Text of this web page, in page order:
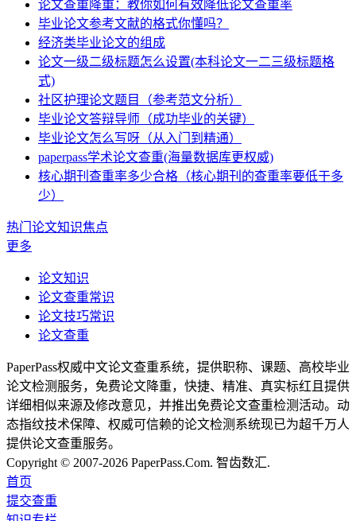
论文查重降重：教你如何有效降低论文查重率
毕业论文参考文献的格式你懂吗？
经济类毕业论文的组成
论文一级二级标题怎么设置(本科论文一二三级标题格
式)
社区护理论文题目（参考范文分析）
毕业论文答辩导师（成功毕业的关键）
毕业论文怎么写呀（从入门到精通）
paperpass学术论文查重(海量数据库更权威)
核心期刊查重率多少合格（核心期刊的查重率要低于多
少）
热门论文知识焦点
更多
论文知识
论文查重常识
论文技巧常识
论文查重
PaperPass权威中文论文查重系统，提供职称、课题、高校毕业
论文检测服务，免费论文降重，快捷、精准、真实标红且提供
详细相似来源及修改意见，并推出免费论文查重检测活动。动
态指纹技术保障、权威可信赖的论文检测系统现已为超千万人
提供论文查重服务。
Copyright © 2007-2026 PaperPass.Com. 智齿数汇.
首页
提交查重